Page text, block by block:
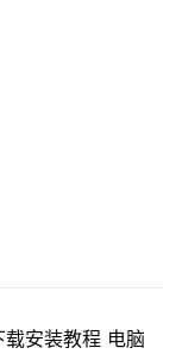
安装教程 电脑